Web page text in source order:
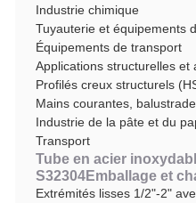
Industrie chimique
Tuyauterie et équipements
Équipements de transport
Applications structurelles et
Profilés creux structurels
Mains courantes,
Industrie de la pâte et du
Transport
Tube en acier
S32304Emballage et
Extrémités lisses 1/2"-2"